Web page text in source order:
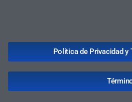
Política de Privacidad y